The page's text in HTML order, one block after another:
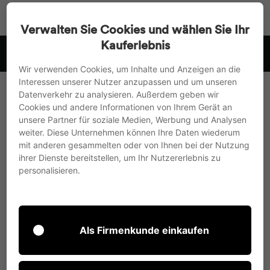
Go
to
content
Verwalten Sie Cookies und wählen Sie Ihr
Kauferlebnis
Wir verwenden Cookies, um Inhalte und Anzeigen an die
Interessen unserer Nutzer anzupassen und um unseren
Datenverkehr zu analysieren. Außerdem geben wir
Cookies und andere Informationen von Ihrem Gerät an
unsere Partner für soziale Medien, Werbung und Analysen
weiter. Diese Unternehmen können Ihre Daten wiederum
mit anderen gesammelten oder von Ihnen bei der Nutzung
ihrer Dienste bereitstellen, um Ihr Nutzererlebnis zu
personalisieren.
Als Firmenkunde einkaufen
slideshow
we ship to the EU, UK and Switzerland
Die roomours GmbH mit Sitz in München gestaltet,
entwickelt und produziert Tools zur Zusammenarbeit,
die durch ihren natürlichen Charakter, ihre
Materialvielfalt und ihren hohen Designanspruch
überzeugen. Ob Flipcharts, Whiteboards, TV-Ständer
oder andere Lösungen für den kreativen
schnell und einfach jeder Raumsituation an und lassen
und großen Teams zu. Als Serienprodukte von
passionierten Team entwickelt, bietet roomours